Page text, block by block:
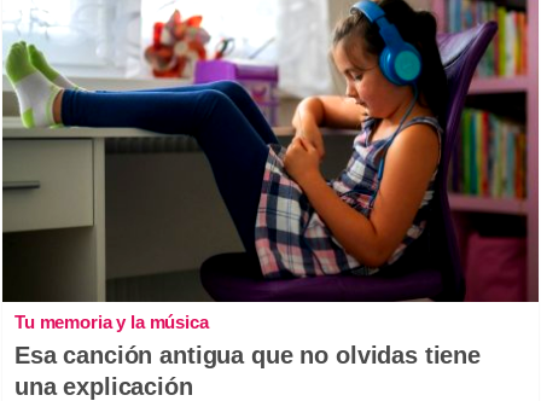
Tu memoria y la música
Esa canción antigua que no olvidas tiene
una explicación